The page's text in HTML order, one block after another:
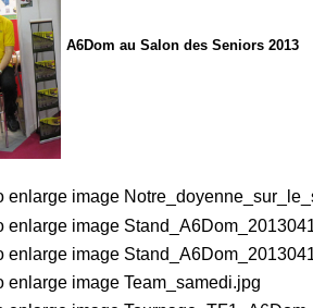
A6Dom au Salon des Seniors 2013